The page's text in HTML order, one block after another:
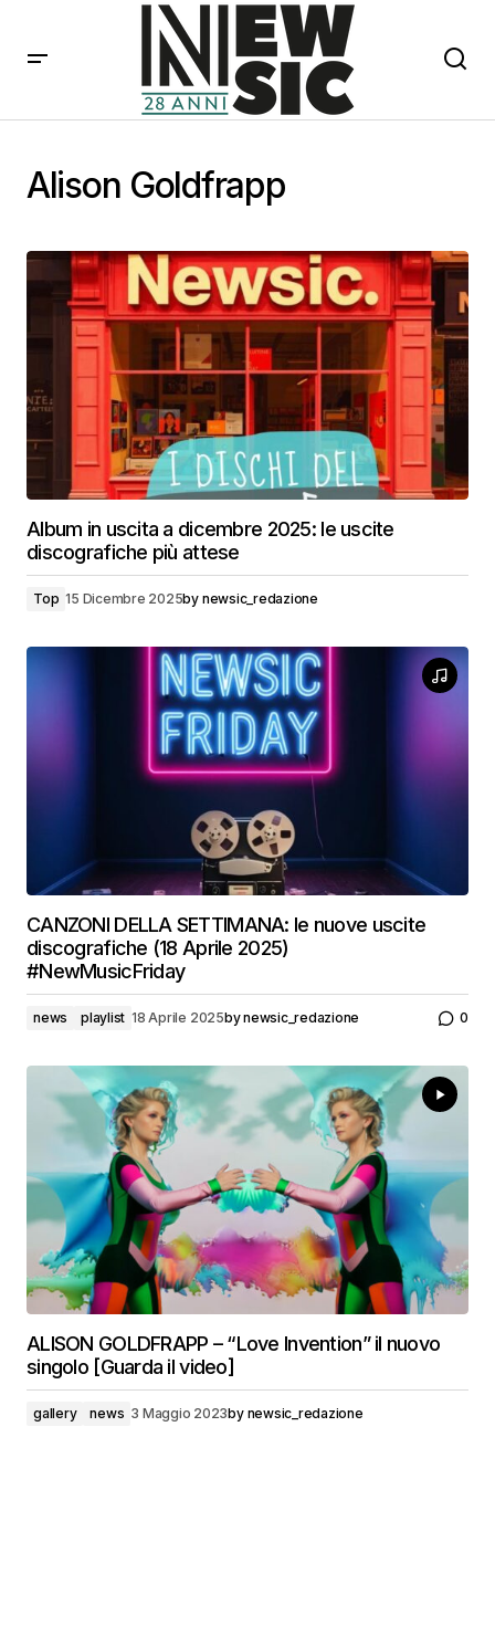
Alison Goldfrapp
Album in uscita a dicembre 2025: le uscite
discografiche più attese
Top 15 Dicembre 2025by newsic_redazione
CANZONI DELLA SETTIMANA: le nuove uscite
discografiche (18 Aprile 2025)
#NewMusicFriday
news playlist 18 Aprile 2025bynewsic_redazione 0
ALISON GOLDFRAPP – “Love Invention” il nuovo
singolo [Guarda il video]
gallery news 3 Maggio 2023by newsic_redazione